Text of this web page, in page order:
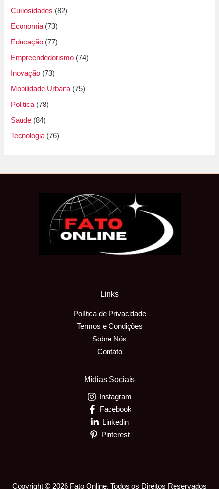
Curiosidades (82)
Economia(73)
Educação (77)
Empreendedorismo (74)
Inovação (73)
Mobilidade Urbana (75)
Política (78)
Saúde (84)
Tecnologia (76)
Links
Política de Privacidade
Termos e Condições
Sobre Nós
Contato
Mídias Sociais
Instagram
Facebook
Linkedin
Pinterest
Copyright © 2026 Fato Online. Todos os Direitos Reservados